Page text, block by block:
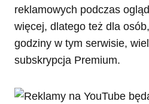
reklamowych podczas
więcej, dlatego też dla
godziny w tym serwisie,
subskrypcja Premium.